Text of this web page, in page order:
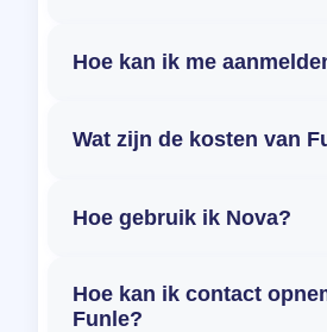
Hoe kan ik me
Wat zijn de kosten van
Hoe gebruik ik Nova?
Hoe kan ik contact
Funle?